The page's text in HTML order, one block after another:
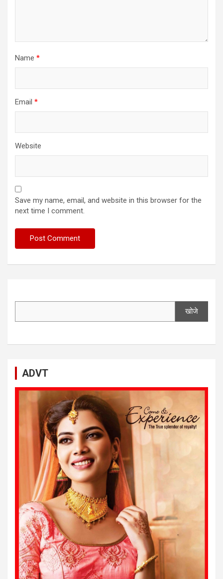
Name *
Email *
Website
Save my name, email, and website in this browser for the
next time I comment.
खोजे
ADVT